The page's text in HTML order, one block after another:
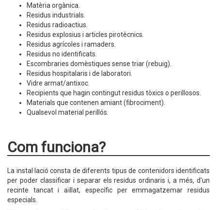
Matèria orgànica.
Residus industrials.
Residus radioactius.
Residus explosius i articles pirotècnics.
Residus agrícoles i ramaders.
Residus no identificats.
Escombraries domèstiques sense triar (rebuig).
Residus hospitalaris i de laboratori.
Vidre armat/antixoc.
Recipients que hagin contingut residus tòxics o perillosos.
Materials que contenen amiant (fibrociment).
Qualsevol material perillós.
Com funciona?
La instal·lació consta de diferents tipus de contenidors identificats
per poder classificar i separar els residus ordinaris i, a més, d'un
recinte tancat i aïllat, específic per emmagatzemar residus
especials.